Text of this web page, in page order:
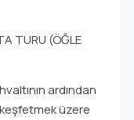
TURU (ÖĞLE
ardından
üzere